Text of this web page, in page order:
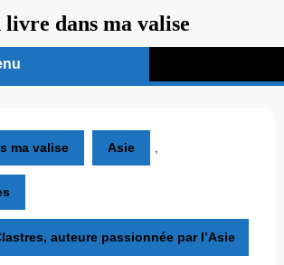
livre dans ma valise
menu
ma valise Asie
auteure passionnée par l’Asie